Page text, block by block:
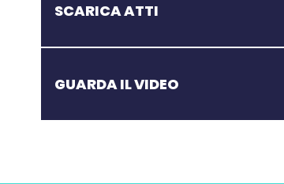
SCARICA ATTI
GUARDA IL VIDEO